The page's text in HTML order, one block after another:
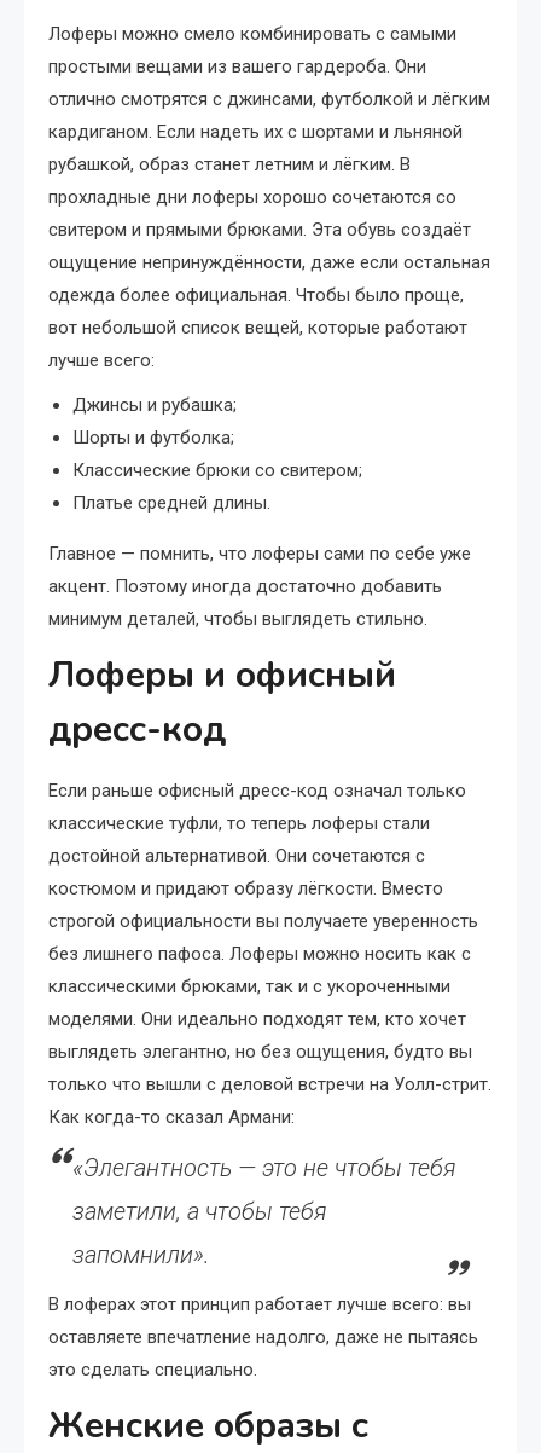
Лоферы можно смело комбинировать с самыми
простыми вещами из вашего гардероба. Они
отлично смотрятся с джинсами, футболкой и лёгким
кардиганом. Если надеть их с шортами и льняной
рубашкой, образ станет летним и лёгким. В
прохладные дни лоферы хорошо сочетаются со
свитером и прямыми брюками. Эта обувь создаёт
ощущение непринуждённости, даже если остальная
одежда более официальная. Чтобы было проще,
вот небольшой список вещей, которые работают
лучше всего:
Джинсы и рубашка;
Шорты и футболка;
Классические брюки со свитером;
Платье средней длины.
Главное — помнить, что лоферы сами по себе уже
акцент. Поэтому иногда достаточно добавить
минимум деталей, чтобы выглядеть стильно.
Лоферы и офисный
дресс-код
Если раньше офисный дресс-код означал только
классические туфли, то теперь лоферы стали
достойной альтернативой. Они сочетаются с
костюмом и придают образу лёгкости. Вместо
строгой официальности вы получаете уверенность
без лишнего пафоса. Лоферы можно носить как с
классическими брюками, так и с укороченными
моделями. Они идеально подходят тем, кто хочет
выглядеть элегантно, но без ощущения, будто вы
только что вышли с деловой встречи на Уолл-стрит.
Как когда-то сказал Армани:
«Элегантность — это не чтобы тебя
заметили, а чтобы тебя
запомнили».
В лоферах этот принцип работает лучше всего: вы
оставляете впечатление надолго, даже не пытаясь
это сделать специально.
Женские образы с